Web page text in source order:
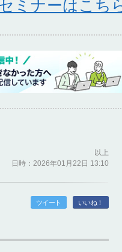
ミナーはこち
以上
日時：2026年01月22日 13:10
ツイート いいね！